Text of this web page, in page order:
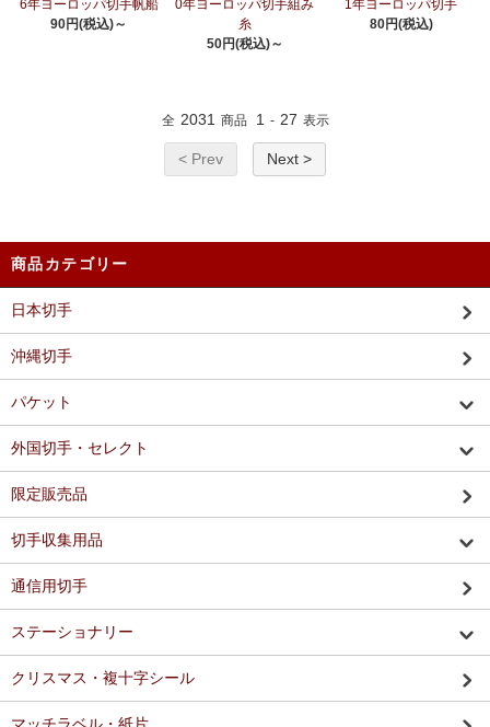
6年ヨーロッパ切手帆船
90円(税込)～
0年ヨーロッパ切手組み
糸
50円(税込)～
1年ヨーロッパ切手
80円(税込)
全 2031 商品 1 - 27 表示
< Prev Next >
商品カテゴリー
日本切手
沖縄切手
パケット
外国切手・セレクト
限定販売品
切手収集用品
通信用切手
ステーショナリー
クリスマス・複十字シール